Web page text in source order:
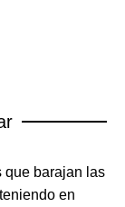
que barajan las
en